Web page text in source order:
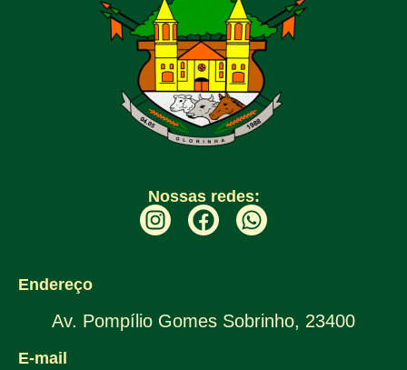
Nossas redes:
Endereço
Av. Pompílio Gomes Sobrinho, 23400
E-mail